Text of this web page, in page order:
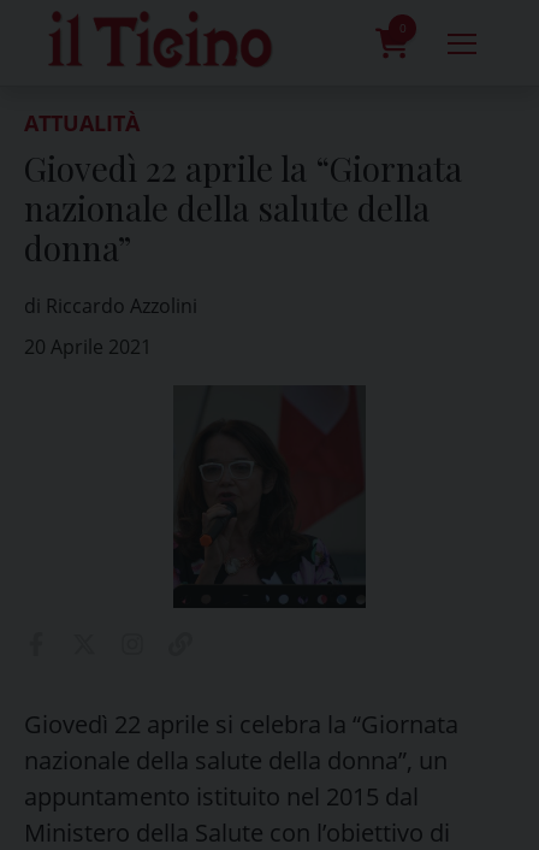
content
0
ATTUALITÀ
Giovedì 22 aprile la “Giornata
nazionale della salute della
donna”
di Riccardo Azzolini
20 Aprile 2021
Giovedì 22 aprile si celebra la “Giornata
nazionale della salute della donna”, un
appuntamento istituito nel 2015 dal
Ministero della Salute con l’obiettivo di